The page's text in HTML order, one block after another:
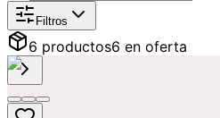
Filtros
6 productos6 en oferta